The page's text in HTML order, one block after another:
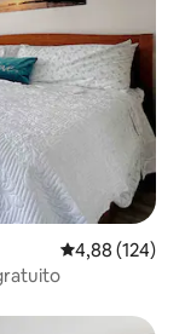
Classificação
4,88 (124)